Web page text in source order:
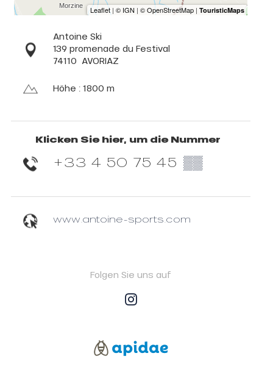
Antoine Ski
139 promenade du Festival
74110 AVORIAZ
Höhe : 1800 m
Klicken Sie hier, um die Nummer
+33 4 50 75 45 ▒▒
www.antoine-sports.com
Folgen Sie uns auf